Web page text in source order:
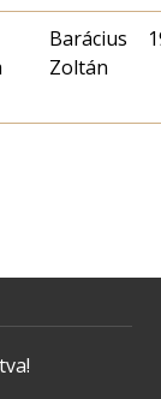
Barácius
Zoltán